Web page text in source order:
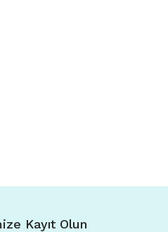
Kayıt Olun